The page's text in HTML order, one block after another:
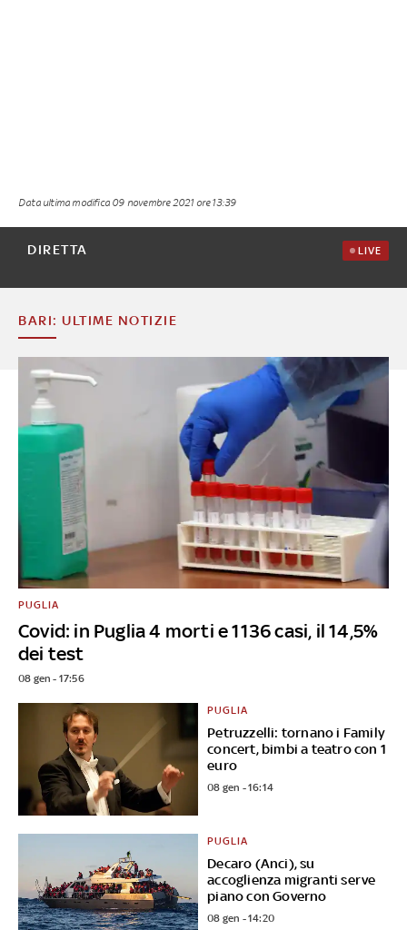
Data ultima modifica 09 novembre 2021 ore 13:39
DIRETTA LIVE
BARI: ULTIME NOTIZIE
Covid: in Puglia 4 morti e 1136 casi, il 14,5%
dei test
PUGLIA
08 gen - 17:56
Petruzzelli: tornano i Family
concert, bimbi a teatro con 1
euro
PUGLIA
08 gen - 16:14
Decaro (Anci), su
accoglienza migranti serve
piano con Governo
PUGLIA
08 gen - 14:20